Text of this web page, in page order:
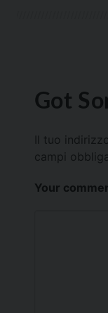
Got
Il tuo
campi
Your